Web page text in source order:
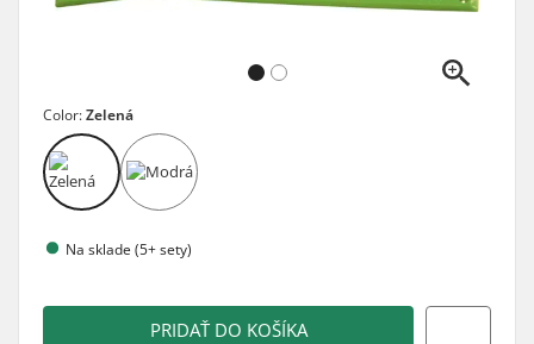
Color:Zelená
Na sklade (5+ sety)
PRIDAŤ DO KOŠÍKA